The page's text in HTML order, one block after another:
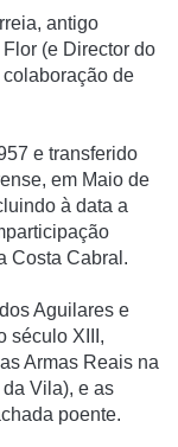
antigo
(e Director do
colaboração de
e transferido
em Maio de
à data a
Costa Cabral.
Aguilares e
século XIII,
Armas Reais na
Vila), e as
poente.